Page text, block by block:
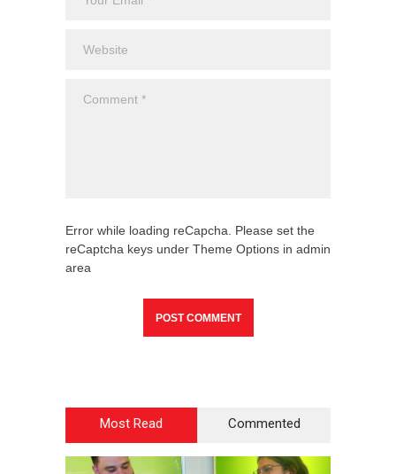
Error while loading reCapcha. Please set the
reCaptcha keys under Theme Options in admin
area
Most Read Commented